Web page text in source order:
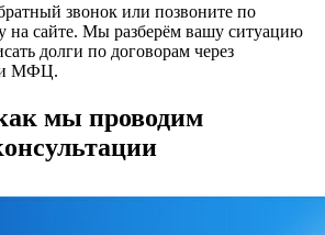
звонок или позвоните по
на сайте. Мы разберём вашу ситуацию
долги по договорам через
МФЦ.
мы проводим